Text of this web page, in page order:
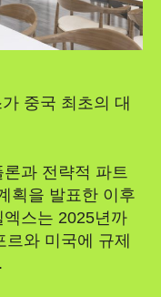
중국 최초의 대
과 전략적 파트
획을 발표한 이후
스는 2025년까
와 미국에 규제